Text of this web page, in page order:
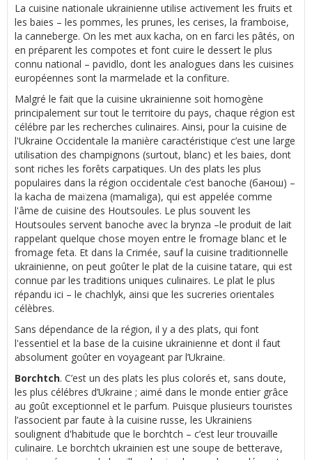
La cuisine nationale ukrainienne utilise activement les fruits et
les baies – les pommes, les prunes, les cerises, la framboise,
la canneberge. On les met aux kacha, on en farci les pâtés, on
en préparent les compotes et font cuire le dessert le plus
connu national – pavidlo, dont les analogues dans les cuisines
européennes sont la marmelade et la confiture.
Malgré le fait que la cuisine ukrainienne soit homogène
principalement sur tout le territoire du pays, chaque région est
célébre par les recherches culinaires. Ainsi, pour la cuisine de
l'Ukraine Occidentale la manière caractéristique c’est une large
utilisation des champignons (surtout, blanc) et les baies, dont
sont riches les forêts carpatiques. Un des plats les plus
populaires dans la région occidentale c’est banoche (банош) –
la kacha de maïzena (mamaliga), qui est appelée comme
l'âme de cuisine des Houtsoules. Le plus souvent les
Houtsoules servent banoche avec la brynza –le produit de lait
rappelant quelque chose moyen entre le fromage blanc et le
fromage feta. Et dans la Crimée, sauf la cuisine traditionnelle
ukrainienne, on peut goûter le plat de la cuisine tatare, qui est
connue par les traditions uniques culinaires. Le plat le plus
répandu ici – le chachlyk, ainsi que les sucreries orientales
célèbres.
Sans dépendance de la région, il y a des plats, qui font
l'essentiel et la base de la cuisine ukrainienne et dont il faut
absolument goûter en voyageant par l’Ukraine.
Borchtch. C’est un des plats les plus colorés et, sans doute,
les plus célébres d’Ukraine ; aimé dans le monde entier grâce
au goût exceptionnel et le parfum. Puisque plusieurs touristes
l’associent par faute à la cuisine russe, les Ukrainiens
soulignent d'habitude que le borchtch – c’est leur trouvaille
culinaire. Le borchtch ukrainien est une soupe de betterave,